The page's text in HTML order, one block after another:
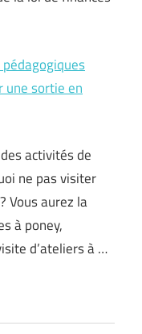
une sortie en
activités de
ne pas visiter
Vous aurez la
à poney,
d’ateliers à …